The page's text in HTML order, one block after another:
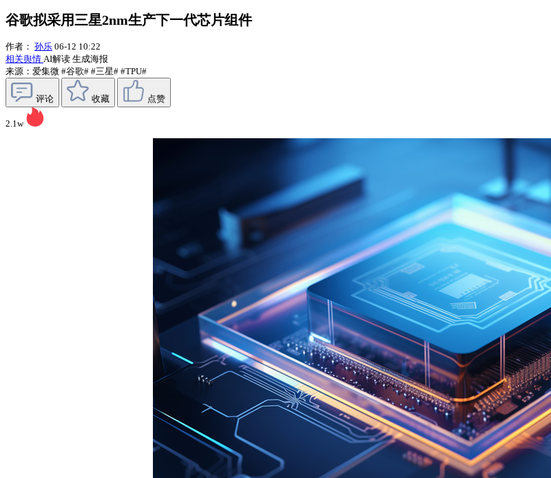
谷歌拟采用三星2nm生产下一代芯片组件
作者： 孙乐 06-12 10:22
相关舆情 AI解读 生成海报
来源：爱集微 #谷歌# #三星# #TPU#
评论 收藏 点赞
2.1w